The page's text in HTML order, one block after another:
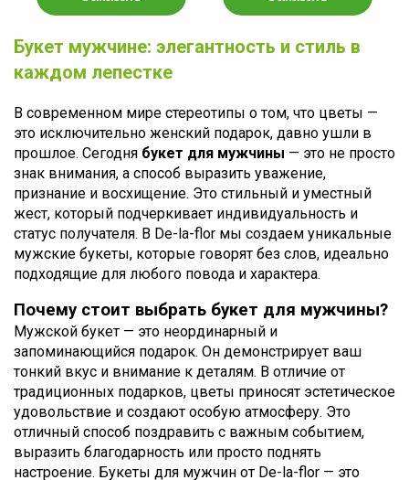
Букет мужчине: элегантность и стиль в
каждом лепестке
В современном мире стереотипы о том, что цветы —
это исключительно женский подарок, давно ушли в
прошлое. Сегодня букет для мужчины — это не просто
знак внимания, а способ выразить уважение,
признание и восхищение. Это стильный и уместный
жест, который подчеркивает индивидуальность и
статус получателя. В De-la-flor мы создаем уникальные
мужские букеты, которые говорят без слов, идеально
подходящие для любого повода и характера.
Почему стоит выбрать букет для мужчины?
Мужской букет — это неординарный и
запоминающийся подарок. Он демонстрирует ваш
тонкий вкус и внимание к деталям. В отличие от
традиционных подарков, цветы приносят эстетическое
удовольствие и создают особую атмосферу. Это
отличный способ поздравить с важным событием,
выразить благодарность или просто поднять
настроение. Букеты для мужчин от De-la-flor — это